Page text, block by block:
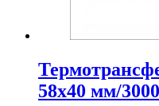
58х40 мм/